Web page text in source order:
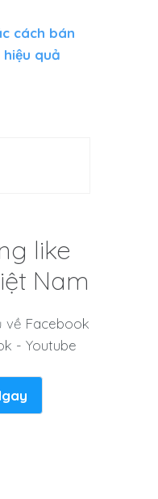
cách bán
quả
like
Nam
về Facebook
- Youtube